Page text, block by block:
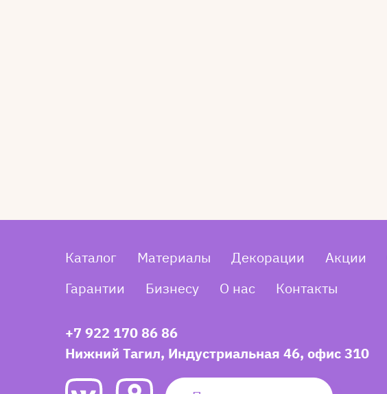
Каталог Материалы Декорации Акции
Гарантии
Бизнесу О нас Контакты
+7 922 170 86 86
Нижний Тагил, Индустриальная 46, офис 310